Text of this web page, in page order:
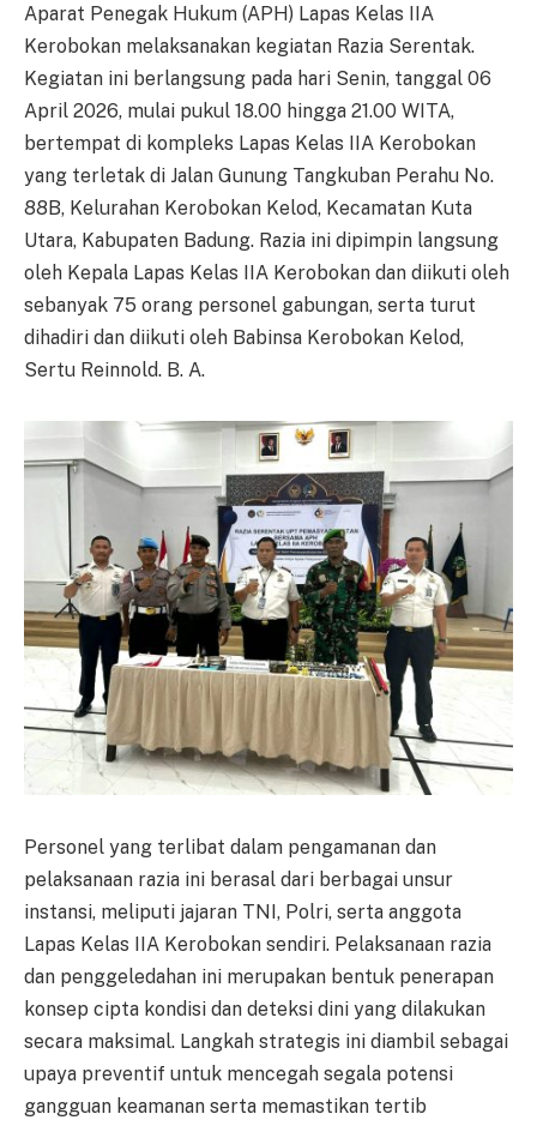
Aparat Penegak Hukum (APH) Lapas Kelas IIA
Kerobokan melaksanakan kegiatan Razia Serentak.
Kegiatan ini berlangsung pada hari Senin, tanggal 06
April 2026, mulai pukul 18.00 hingga 21.00 WITA,
bertempat di kompleks Lapas Kelas IIA Kerobokan
yang terletak di Jalan Gunung Tangkuban Perahu No.
88B, Kelurahan Kerobokan Kelod, Kecamatan Kuta
Utara, Kabupaten Badung. Razia ini dipimpin langsung
oleh Kepala Lapas Kelas IIA Kerobokan dan diikuti oleh
sebanyak 75 orang personel gabungan, serta turut
dihadiri dan diikuti oleh Babinsa Kerobokan Kelod,
Sertu Reinnold. B. A.
Personel yang terlibat dalam pengamanan dan
pelaksanaan razia ini berasal dari berbagai unsur
instansi, meliputi jajaran TNI, Polri, serta anggota
Lapas Kelas IIA Kerobokan sendiri. Pelaksanaan razia
dan penggeledahan ini merupakan bentuk penerapan
konsep cipta kondisi dan deteksi dini yang dilakukan
secara maksimal. Langkah strategis ini diambil sebagai
upaya preventif untuk mencegah segala potensi
gangguan keamanan serta memastikan tertib